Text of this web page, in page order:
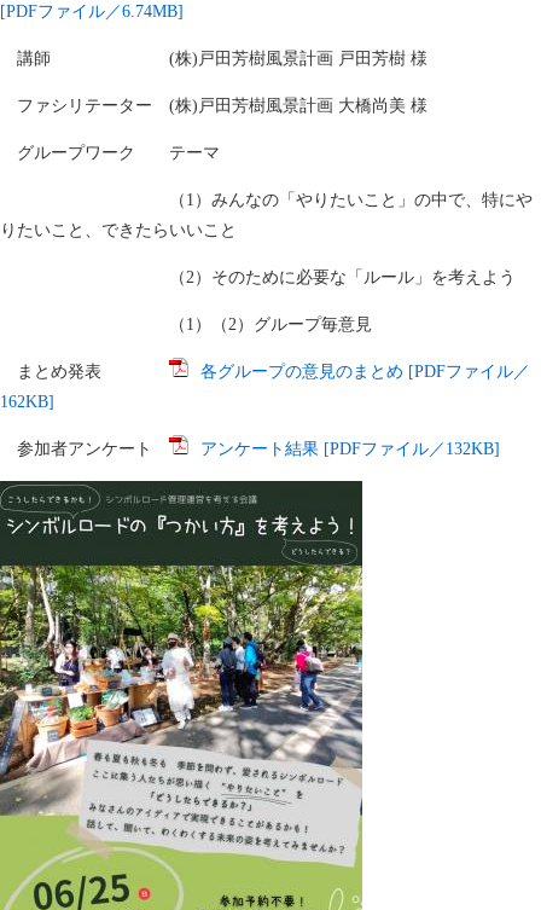
[PDFファイル／6.74MB]
講師 (株)戸田芳樹風景計画 戸田芳樹 様
ファシリテーター (株)戸田芳樹風景計画 大橋尚美 様
グループワーク テーマ
（1）みんなの「やりたいこと」の中で、特にや
りたいこと、できたらいいこと
（2）そのために必要な「ルール」を考えよう
（1）（2）グループ毎意見
まとめ発表
各グループの意見のまとめ [PDFファイル／
162KB]
参加者アンケート アンケート結果 [PDFファイル／132KB]